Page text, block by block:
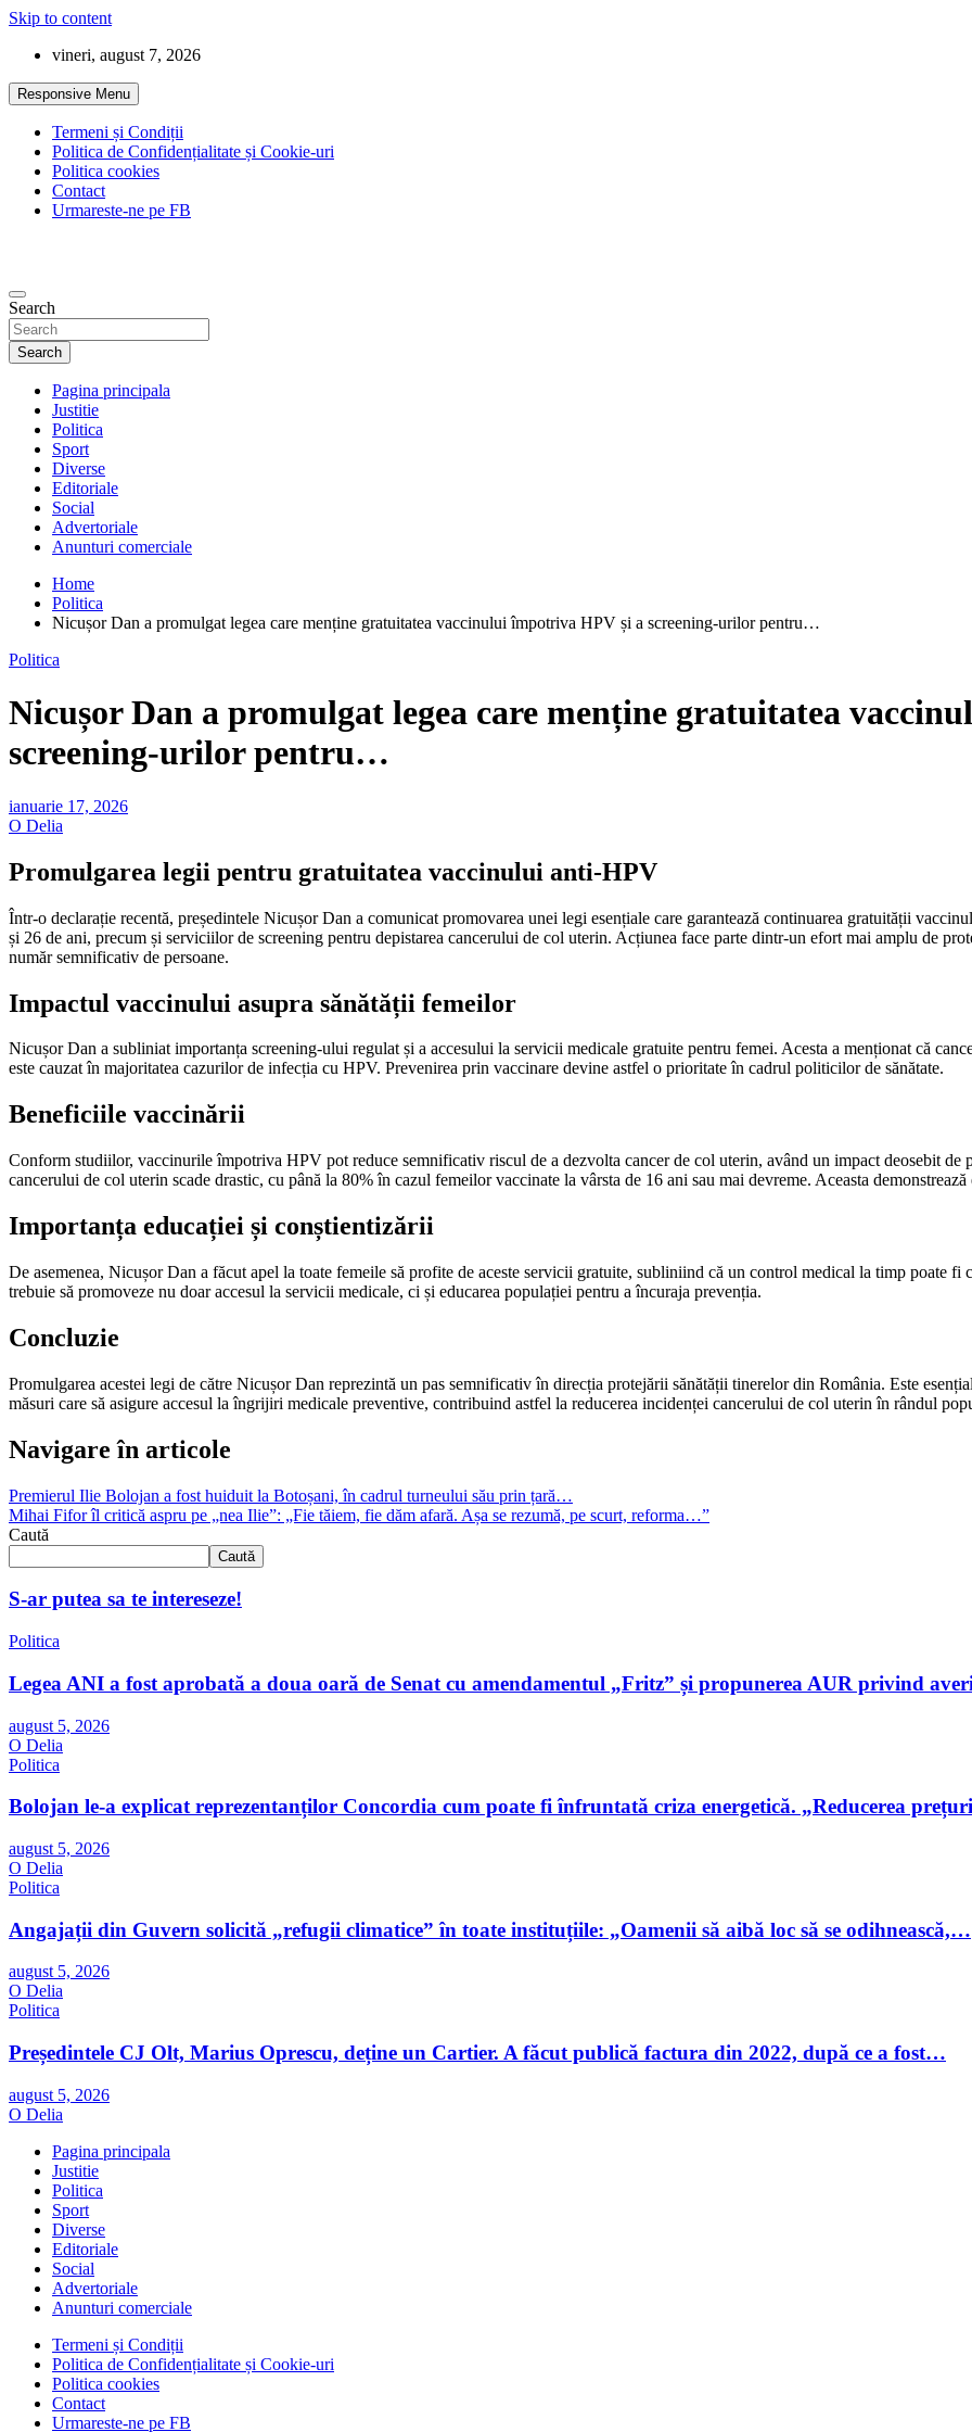
Skip to content
vineri, august 7, 2026
Responsive Menu
Termeni și Condiții
Politica de Confidențialitate și Cookie-uri
Politica cookies
Contact
Urmareste-ne pe FB
Search
Search
Pagina principala
Justitie
Politica
Sport
Diverse
Editoriale
Social
Advertoriale
Anunturi comerciale
Home
Politica
Nicușor Dan a promulgat legea care menține gratuitatea vaccinului împotriva HPV și a screening-urilor pentru…
Politica
Nicușor Dan a promulgat legea care menține gratuitatea
screening-urilor pentru…
ianuarie 17, 2026
O Delia
Promulgarea legii pentru gratuitatea vaccinului anti-HPV
Într-o declarație recentă, președintele Nicușor Dan a comunicat promovarea unei legi esențiale care garantează continuarea gratuității
și 26 de ani, precum și serviciilor de screening pentru depistarea cancerului de col uterin. Acțiunea face parte dintr-un efort mai amplu de
număr semnificativ de persoane.
Impactul vaccinului asupra sănătății femeilor
Nicușor Dan a subliniat importanța screening-ului regulat și a accesului la servicii medicale gratuite pentru femei. Acesta a menționat că
este cauzat în majoritatea cazurilor de infecția cu HPV. Prevenirea prin vaccinare devine astfel o prioritate în cadrul politicilor de sănătate.
Beneficiile vaccinării
Conform studiilor, vaccinurile împotriva HPV pot reduce semnificativ riscul de a dezvolta cancer de col uterin, având un impact deosebit de
cancerului de col uterin scade drastic, cu până la 80% în cazul femeilor vaccinate la vârsta de 16 ani sau mai devreme. Aceasta
Importanța educației și conștientizării
De asemenea, Nicușor Dan a făcut apel la toate femeile să profite de aceste servicii gratuite, subliniind că un control medical la timp poate
trebuie să promoveze nu doar accesul la servicii medicale, ci și educarea populației pentru a încuraja prevenția.
Concluzie
Promulgarea acestei legi de către Nicușor Dan reprezintă un pas semnificativ în direcția protejării sănătății tinerelor din România. Este
măsuri care să asigure accesul la îngrijiri medicale preventive, contribuind astfel la reducerea incidenței cancerului de col uterin în rândul
Navigare în articole
Premierul Ilie Bolojan a fost huiduit la Botoșani, în cadrul turneului său prin țară…
Mihai Fifor îl critică aspru pe „nea Ilie”: „Fie tăiem, fie dăm afară. Așa se rezumă, pe scurt, reforma…”
Caută
Caută
S-ar putea sa te intereseze!
Politica
Legea ANI a fost aprobată a doua oară de Senat cu amendamentul „Fritz” și propunerea AUR privind
august 5, 2026
O Delia
Politica
Bolojan le-a explicat reprezentanților Concordia cum poate fi înfruntată criza energetică. „Reducerea
august 5, 2026
O Delia
Politica
Angajații din Guvern solicită „refugii climatice” în toate instituțiile: „Oamenii să aibă loc să se odihnească,…
august 5, 2026
O Delia
Politica
Președintele CJ Olt, Marius Oprescu, deține un Cartier. A făcut publică factura din 2022, după ce a fost…
august 5, 2026
O Delia
Pagina principala
Justitie
Politica
Sport
Diverse
Editoriale
Social
Advertoriale
Anunturi comerciale
Termeni și Condiții
Politica de Confidențialitate și Cookie-uri
Politica cookies
Contact
Urmareste-ne pe FB